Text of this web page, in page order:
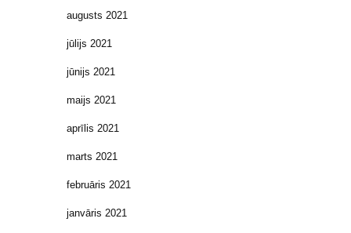
augusts 2021
jūlijs 2021
jūnijs 2021
maijs 2021
aprīlis 2021
marts 2021
februāris 2021
janvāris 2021